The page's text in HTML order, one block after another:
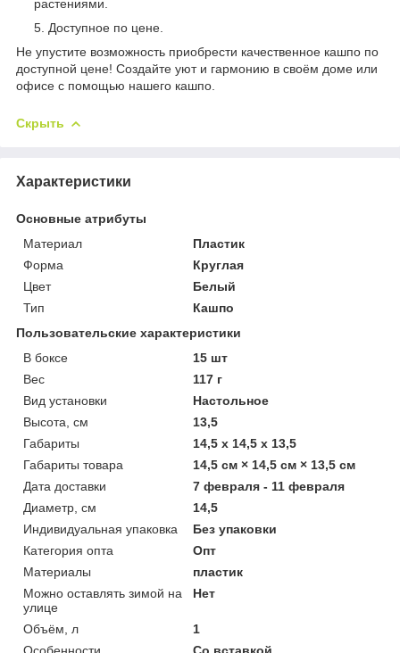
растениями.
Доступное по цене.
Не упустите возможность приобрести качественное кашпо по
доступной цене! Создайте уют и гармонию в своём доме или
офисе с помощью нашего кашпо.
Скрыть
Характеристики
Основные атрибуты
Материал
Пластик
Форма
Круглая
Цвет
Белый
Тип
Кашпо
Пользовательские характеристики
В боксе
15 шт
Вес
117 г
Вид установки
Настольное
Высота, см
13,5
Габариты
14,5 x 14,5 x 13,5
Габариты товара
14,5 см × 14,5 см × 13,5 см
Дата доставки
7 февраля - 11 февраля
Диаметр, см
14,5
Индивидуальная упаковка
Без упаковки
Категория опта
Опт
Материалы
пластик
Можно оставлять зимой на
улице
Нет
Объём, л
1
Особенности
Со вставкой